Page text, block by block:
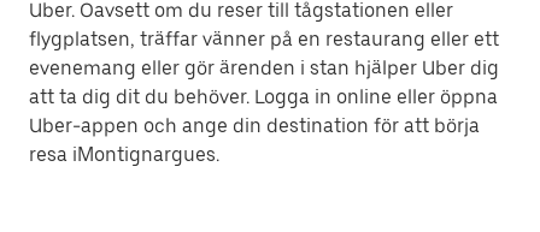
Uber. Oavsett om du reser till tågstationen eller
flygplatsen, träffar vänner på en restaurang eller ett
evenemang eller gör ärenden i stan hjälper Uber dig
att ta dig dit du behöver. Logga in online eller öppna
Uber-appen och ange din destination för att börja
resa iMontignargues.